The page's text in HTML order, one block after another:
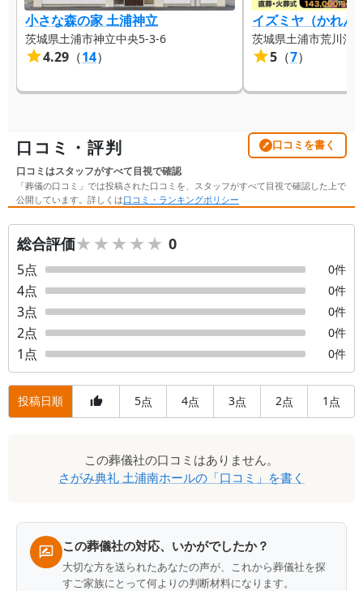
小さな森の家 土浦神立
茨城県土浦市神立中央5-3-6
4.29 （14）
イズミヤ（かれん
茨城県土浦市荒川沖
5 （7）
口コミ・評判 口コミを書く
口コミはスタッフがすべて目視で確認
「葬儀の口コミ」では投稿された口コミを、スタッフがすべて目視で確認した上で
公開しています。詳しくは口コミ・ランキングポリシー
総合評価★★★★★
★★★★★ 0
5点 0件
4点 0件
3点 0件
2点 0件
1 点 0件
投稿日順 5点 4点 3点 2点 1 点
この葬儀社の口コミはありません。
さがみ典礼 土浦南ホールの「口コミ」を書く
この葬儀社の対応、いかがでしたか？
大切な方を送られたあなたの声が、これから葬儀社を探
すご家族にとって何よりの判断材料になります。